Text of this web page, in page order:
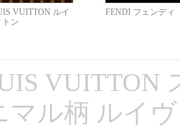
VUITTON ルイ
トン
FENDI フェンディ
VUITTON
マル柄 ルイ